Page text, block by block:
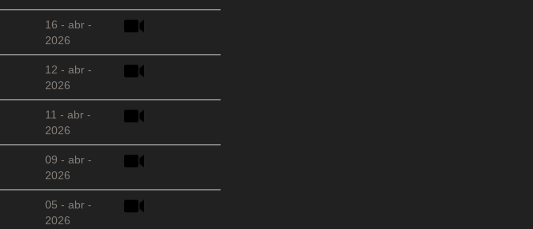
16 - abr -
2026
12 - abr -
2026
11 - abr -
2026
09 - abr -
2026
05 - abr -
2026